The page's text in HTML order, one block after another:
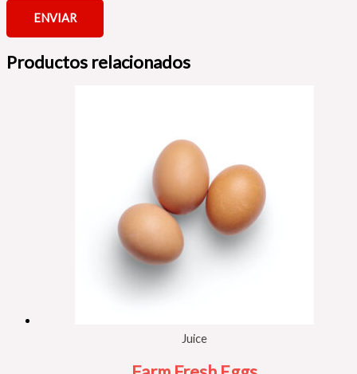
Productos relacionados
Juice